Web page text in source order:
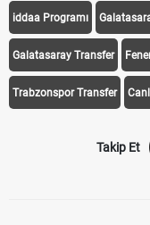
iddaa Programı
Galatasaray Transfer
Trabzonspor Transfer
Takip Et